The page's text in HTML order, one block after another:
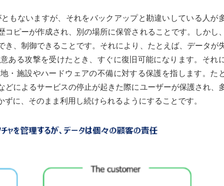
もないますが、それをバックアップと勘違いしている人が
コピーが作成され、別の場所に保管されることです。しかし
き、制御できることです。それにより、たとえば、データが
ある攻撃を受けたとき、すぐに復旧可能になります。それ
・施設やハードウェアの不備に対する保護を指します。た
によるサービスの停止が起きた際にユーザーが保護され、
に、そのまま利用し続けられるようにすることです。